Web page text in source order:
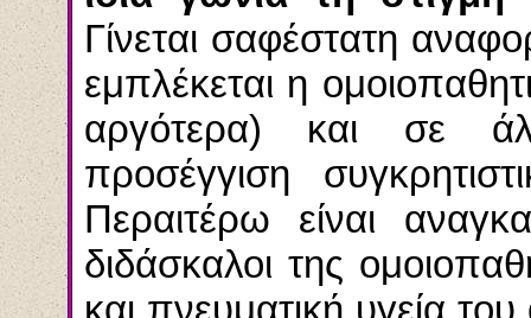
Γίνεται σαφέστατη
εμπλέκεται η
αργότερα) και σε
προσέγγιση
Περαιτέρω είναι
διδάσκαλοι της
και πνευματική υγεία